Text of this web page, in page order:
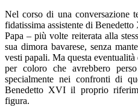
Nel corso di una conversazione
fidatissima assistente di
Papa – più volte reiterata alla
sua dimora bavarese, senza
vesti papali. Ma questa
per coloro che avrebbero
specialmente nei confronti di
Benedetto XVI il proprio
figura.